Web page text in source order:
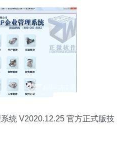
统 V2020.12.25 官方正式版技